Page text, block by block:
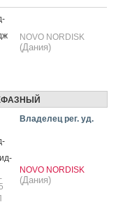
NOVO NORDISK
(Дания)
Владелец рег. уд.
NOVO NORDISK
(Дания)